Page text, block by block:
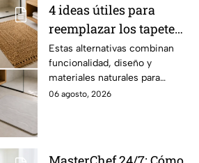
4 ideas útiles para
reemplazar los tapetes
de baño por opciones
más naturales y
aesthetics
Estas alternativas combinan
funcionalidad, diseño y
materiales naturales para
renovar tu baño.
06 agosto, 2026